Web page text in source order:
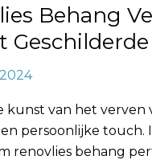
Behang
kunst van het verven
persoonlijke touch.
renovlies behang